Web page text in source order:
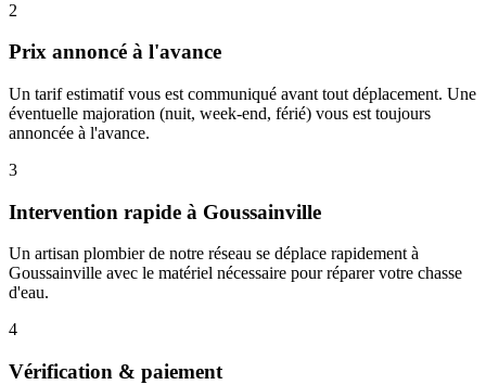
2
Prix annoncé à l'avance
Un tarif estimatif vous est communiqué avant tout déplacement. Une
éventuelle majoration (nuit, week-end, férié) vous est toujours
annoncée à l'avance.
3
Intervention rapide à Goussainville
Un artisan plombier de notre réseau se déplace rapidement à
Goussainville avec le matériel nécessaire pour réparer votre chasse
d'eau.
4
Vérification & paiement